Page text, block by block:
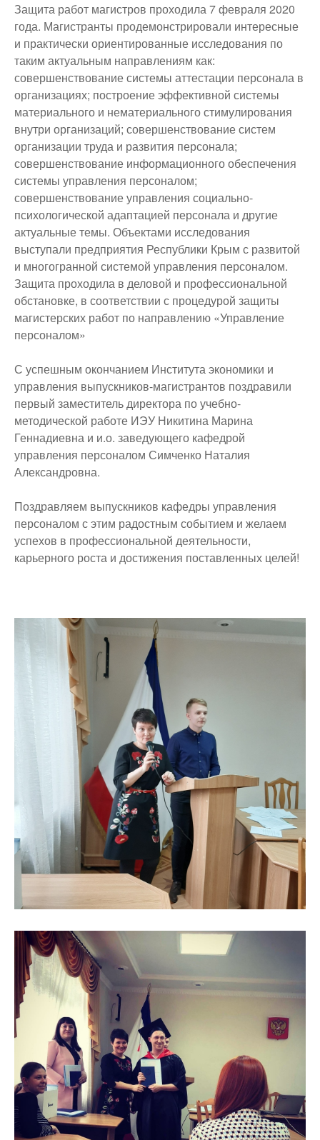
Защита работ магистров проходила 7 февраля 2020
года. Магистранты продемонстрировали интересные
и практически ориентированные исследования по
таким актуальным направлениям как:
совершенствование системы аттестации персонала в
организациях; построение эффективной системы
материального и нематериального стимулирования
внутри организаций; совершенствование систем
организации труда и развития персонала;
совершенствование информационного обеспечения
системы управления персоналом;
совершенствование управления социально-
психологической адаптацией персонала и другие
актуальные темы. Объектами исследования
выступали предприятия Республики Крым с развитой
и многогранной системой управления персоналом.
Защита проходила в деловой и профессиональной
обстановке, в соответствии с процедурой защиты
магистерских работ по направлению «Управление
персоналом»
С успешным окончанием Института экономики и
управления выпускников-магистрантов поздравили
первый заместитель директора по учебно-
методической работе ИЭУ Никитина Марина
Геннадиевна и и.о. заведующего кафедрой
управления персоналом Симченко Наталия
Александровна.
Поздравляем выпускников кафедры управления
персоналом с этим радостным событием и желаем
успехов в профессиональной деятельности,
карьерного роста и достижения поставленных целей!